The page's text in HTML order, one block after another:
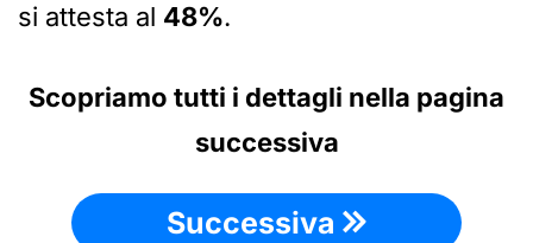
si attesta al 48%.
Scopriamo tutti i dettagli nella pagina
successiva
Successiva